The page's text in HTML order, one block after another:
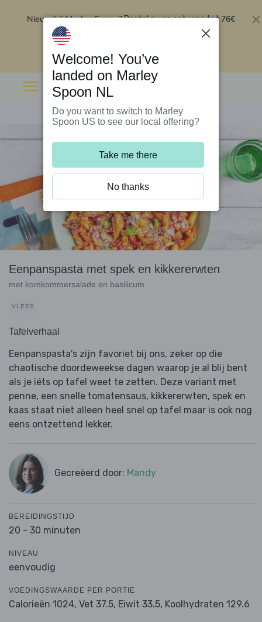
Nieuw bij Marley Spoon?Bestel nu en ontvang tot 76€
Eenpanspasta met spek en kikkererwten
met komkommersalade en basilicum
VLEES
Tafelverhaal
Eenpanspasta's zijn favoriet bij ons, zeker op die
chaotische doordeweekse dagen waarop je al blij bent
als je iéts op tafel weet te zetten. Deze variant met
penne, een snelle tomatensaus, kikkererwten, spek en
kaas staat niet alleen heel snel op tafel maar is ook nog
eens ontzettend lekker.
Gecreëerd door: Mandy
BEREIDINGSTIJD
20 - 30 minuten
NIVEAU
eenvoudig
VOEDINGSWAARDE PER PORTIE
Calorieën 1024, Vet 37.5, Eiwit 33.5, Koolhydraten 129.6
Welcome! You’ve
landed on Marley
Spoon NL
Do you want to switch to Marley
Spoon US to see our local offering?
Take me there
No thanks